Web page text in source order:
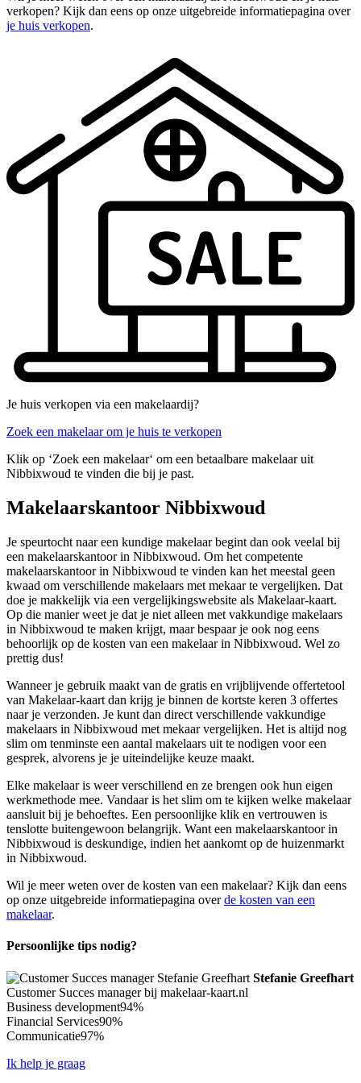
verkopen? Kijk dan eens op onze uitgebreide informatiepagina over
je huis verkopen.
Je huis verkopen via een makelaardij?
Zoek een makelaar om je huis te verkopen
Klik op ‘Zoek een makelaar‘ om een betaalbare makelaar uit
Nibbixwoud te vinden die bij je past.
Makelaarskantoor Nibbixwoud
Je speurtocht naar een kundige makelaar begint dan ook veelal bij
een makelaarskantoor in Nibbixwoud. Om het competente
makelaarskantoor in Nibbixwoud te vinden kan het meestal geen
kwaad om verschillende makelaars met mekaar te vergelijken. Dat
doe je makkelijk via een vergelijkingswebsite als Makelaar-kaart.
Op die manier weet je dat je niet alleen met vakkundige makelaars
in Nibbixwoud te maken krijgt, maar bespaar je ook nog eens
behoorlijk op de kosten van een makelaar in Nibbixwoud. Wel zo
prettig dus!
Wanneer je gebruik maakt van de gratis en vrijblijvende offertetool
van Makelaar-kaart dan krijg je binnen de kortste keren 3 offertes
naar je verzonden. Je kunt dan direct verschillende vakkundige
makelaars in Nibbixwoud met mekaar vergelijken. Het is altijd nog
slim om tenminste een aantal makelaars uit te nodigen voor een
gesprek, alvorens je je uiteindelijke keuze maakt.
Elke makelaar is weer verschillend en ze brengen ook hun eigen
werkmethode mee. Vandaar is het slim om te kijken welke makelaar
aansluit bij je behoeftes. Een persoonlijke klik en vertrouwen is
tenslotte buitengewoon belangrijk. Want een makelaarskantoor in
Nibbixwoud is deskundige, indien het aankomt op de huizenmarkt
in Nibbixwoud.
Wil je meer weten over de kosten van een makelaar? Kijk dan eens
op onze uitgebreide informatiepagina overde kosten van een
makelaar.
Persoonlijke tips nodig?
Stefanie Greefhart
Customer Succes manager bij makelaar-kaart.nl
Business development94%
Financial Services90%
Communicatie97%
Ik help je graag